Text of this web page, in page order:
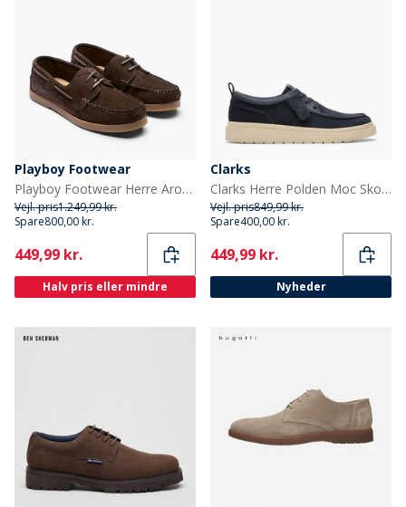
Playboy Footwear
Playboy Footwear Herre Aron Sko Mørkebrun Ruskind/Gummi Dk. Brown Suede/Gum
Vejl. pris1.249,99 kr.
Spare800,00 kr.
Current
449,99 kr.
Halv pris eller mindre
Clarks
Clarks Herre Polden Moc Sko Navy Suede
Vejl. pris849,99 kr.
Spare400,00 kr.
Current
449,99 kr.
Nyheder